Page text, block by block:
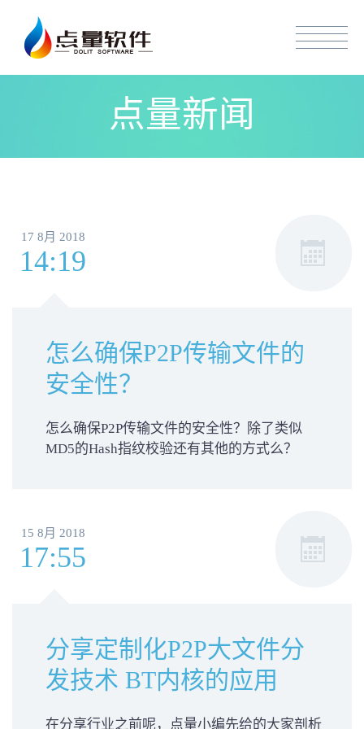
点量新闻
17 8月 2018
14:19
怎么确保P2P传输文件的
安全性？
怎么确保P2P传输文件的安全性？除了类似
MD5的Hash指纹校验还有其他的方式么？
15 8月 2018
17:55
分享定制化P2P大文件分
发技术 BT内核的应用
在分享行业之前呢，点量小编先给的大家剖析